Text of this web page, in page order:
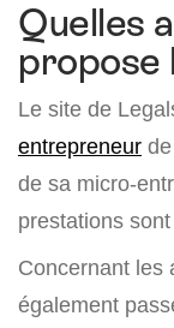
Quelles
propose
Le site de
entrepreneur
de sa micro-
prestations
Concernant les
également